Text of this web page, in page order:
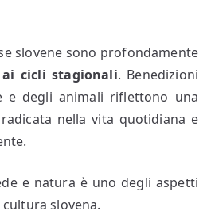
slovene sono profondamente
cicli stagionali. Benedizioni
e degli animali riflettono una
nella vita quotidiana e
e natura è uno degli aspetti
slovena.